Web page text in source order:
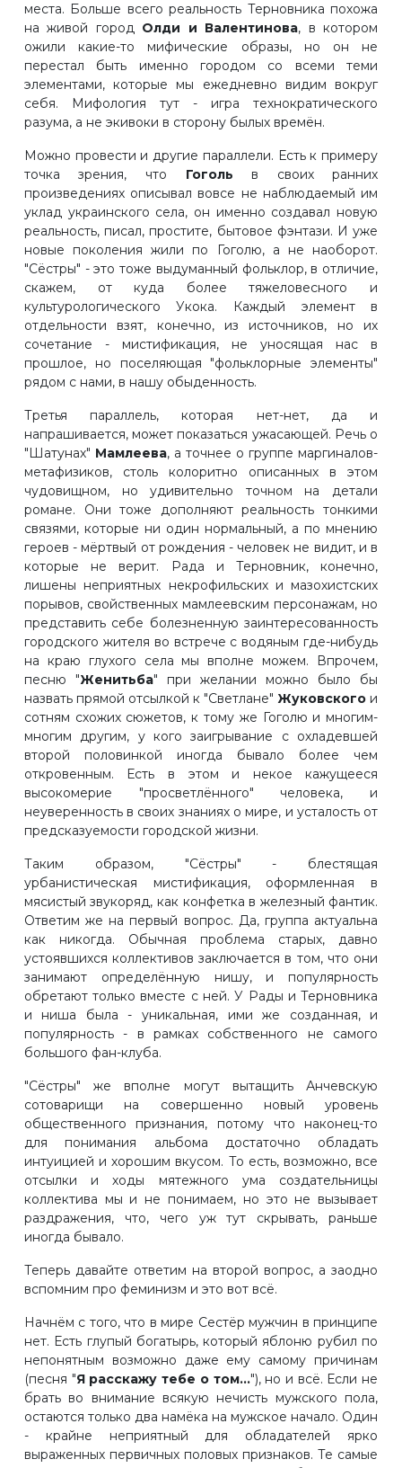
места. Больше всего реальность Терновника похожа
на живой город Олди и Валентинова, в котором
ожили какие-то мифические образы, но он не
перестал быть именно городом со всеми теми
элементами, которые мы ежедневно видим вокруг
себя. Мифология тут - игра технократического
разума, а не экивоки в сторону былых времён.
Можно провести и другие параллели. Есть к примеру
точка зрения, что Гоголь в своих ранних
произведениях описывал вовсе не наблюдаемый им
уклад украинского села, он именно создавал новую
реальность, писал, простите, бытовое фэнтази. И уже
новые поколения жили по Гоголю, а не наоборот.
"Сёстры" - это тоже выдуманный фольклор, в отличие,
скажем, от куда более тяжеловесного и
культурологического Укока. Каждый элемент в
отдельности взят, конечно, из источников, но их
сочетание - мистификация, не уносящая нас в
прошлое, но поселяющая "фольклорные элементы"
рядом с нами, в нашу обыденность.
Третья параллель, которая нет-нет, да и
напрашивается, может показаться ужасающей. Речь о
"Шатунах" Мамлеева, а точнее о группе маргиналов-
метафизиков, столь колоритно описанных в этом
чудовищном, но удивительно точном на детали
романе. Они тоже дополняют реальность тонкими
связями, которые ни один нормальный, а по мнению
героев - мёртвый от рождения - человек не видит, и в
которые не верит. Рада и Терновник, конечно,
лишены неприятных некрофильских и мазохистских
порывов, свойственных мамлеевским персонажам, но
представить себе болезненную заинтересованность
городского жителя во встрече с водяным где-нибудь
на краю глухого села мы вполне можем. Впрочем,
песню "Женитьба" при желании можно было бы
назвать прямой отсылкой к "Светлане"Жуковского и
сотням схожих сюжетов, к тому же Гоголю и многим-
многим другим, у кого заигрывание с охладевшей
второй половинкой иногда бывало более чем
откровенным. Есть в этом и некое кажущееся
высокомерие "просветлённого" человека, и
неуверенность в своих знаниях о мире, и усталость от
предсказуемости городской жизни.
Таким образом, "Сёстры" - блестящая
урбанистическая мистификация, оформленная в
мясистый звукоряд, как конфетка в железный фантик.
Ответим же на первый вопрос. Да, группа актуальна
как никогда. Обычная проблема старых, давно
устоявшихся коллективов заключается в том, что они
занимают определённую нишу, и популярность
обретают только вместе с ней. У Рады и Терновника
и ниша была - уникальная, ими же созданная, и
популярность - в рамках собственного не самого
большого фан-клуба.
"Сёстры" же вполне могут вытащить Анчевскую
сотоварищи на совершенно новый уровень
общественного признания, потому что наконец-то
для понимания альбома достаточно обладать
интуицией и хорошим вкусом. То есть, возможно, все
отсылки и ходы мятежного ума создательницы
коллектива мы и не понимаем, но это не вызывает
раздражения, что, чего уж тут скрывать, раньше
иногда бывало.
Теперь давайте ответим на второй вопрос, а заодно
вспомним про феминизм и это вот всё.
Начнём с того, что в мире Сестёр мужчин в принципе
нет. Есть глупый богатырь, который яблоню рубил по
непонятным возможно даже ему самому причинам
(песня "Я расскажу тебе о том..."), но и всё. Если не
брать во внимание всякую нечисть мужского пола,
остаются только два намёка на мужское начало. Один
- крайне неприятный для обладателей ярко
выраженных первичных половых признаков. Те самые